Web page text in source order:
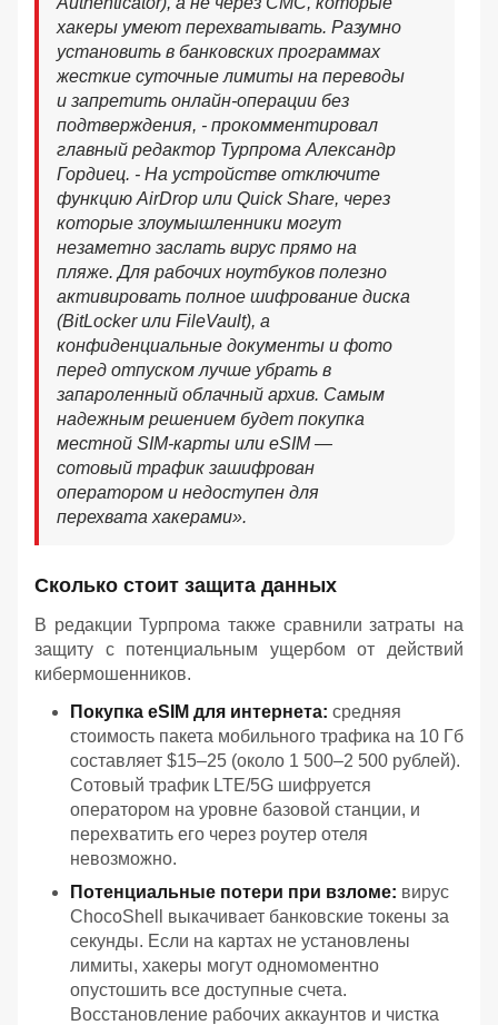
хакеры умеют перехватывать. Разумно
установить в банковских программах
жесткие суточные лимиты на переводы
и запретить онлайн-операции без
подтверждения, - прокомментировал
главный редактор Турпрома Александр
Гордиец. - На устройстве отключите
функцию AirDrop или Quick Share, через
которые злоумышленники могут
незаметно заслать вирус прямо на
пляже. Для рабочих ноутбуков полезно
активировать полное шифрование диска
(BitLocker или FileVault), а
конфиденциальные документы и фото
перед отпуском лучше убрать в
запароленный облачный архив. Самым
надежным решением будет покупка
местной SIM-карты или eSIM —
сотовый трафик зашифрован
оператором и недоступен для
перехвата хакерами».
Сколько стоит защита данных
В редакции Турпрома также сравнили затраты на
защиту с потенциальным ущербом от действий
кибермошенников.
Покупка eSIM для интернета: средняя
стоимость пакета мобильного трафика на 10 Гб
составляет $15–25 (около 1 500–2 500 рублей).
Сотовый трафик LTE/5G шифруется
оператором на уровне базовой станции, и
перехватить его через роутер отеля
невозможно.
Потенциальные потери при взломе: вирус
ChocoShell выкачивает банковские токены за
секунды. Если на картах не установлены
лимиты, хакеры могут одномоментно
опустошить все доступные счета.
Восстановление рабочих аккаунтов и чистка